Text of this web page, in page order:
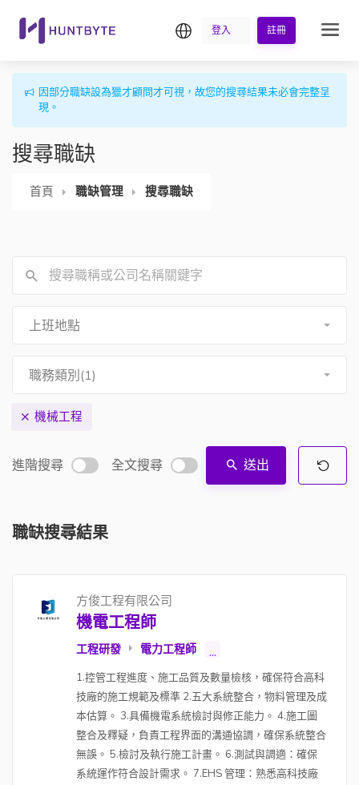
繁中登入 註冊
因部分職缺設為獵才顧問才可視，故您的搜尋結果未必會完整呈
現。
搜尋職缺
首頁 職缺管理 搜尋職缺
上班地點
職務類別(1)
機械工程
進階搜尋 全文搜尋 送出
職缺搜尋結果
方俊工程有限公司
機電工程師
工程研發 電力工程師 ...
1.控管工程進度、施工品質及數量檢核，確保符合高科
技廠的施工規範及標準 2.五大系統整合，物料管理及成
本估算。 3.具備機電系統檢討與修正能力。 4.施工圖
整合及釋疑，負責工程界面的溝通協調，確保系統整合
無誤。 5.檢討及執行施工計畫。 6.測試與調適：確保
系統運作符合設計需求。 7.EHS 管理：熟悉高科技廠